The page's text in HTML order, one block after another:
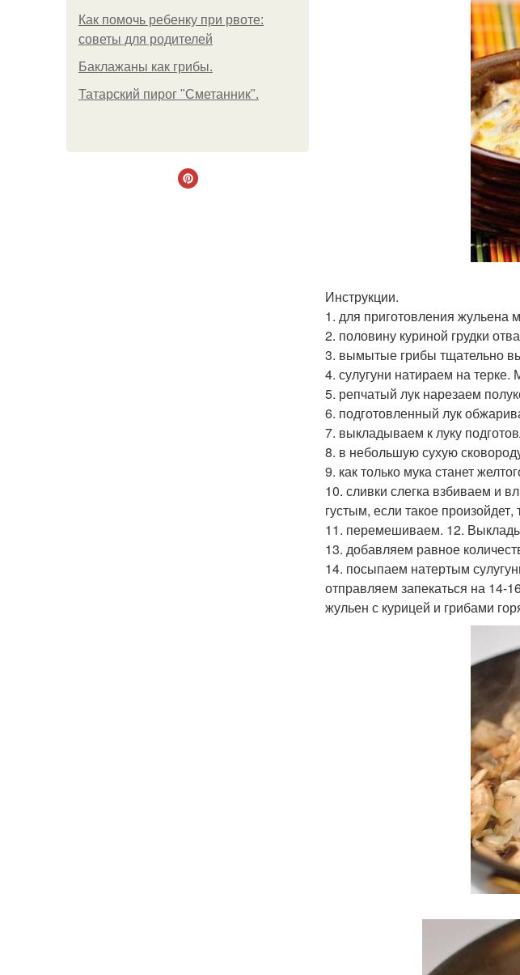
Как помочь ребенку при рвоте:
советы для родителей
Баклажаны как грибы.
Татарский пирог "Сметанник".
Инструкции.
1. для приготовления жульена
2. половину куриной грудки
3. вымытые грибы тщательно
4. сулугуни натираем на
5. репчатый лук нарезаем
6. подготовленный лук
7. выкладываем к луку
8. в небольшую сухую
9. как только мука станет
10. сливки слегка взбиваем и
густым, если такое
11. перемешиваем. 12.
13. добавляем равное
14. посыпаем натертым
отправляем запекаться на 14-
жульен с курицей и грибами